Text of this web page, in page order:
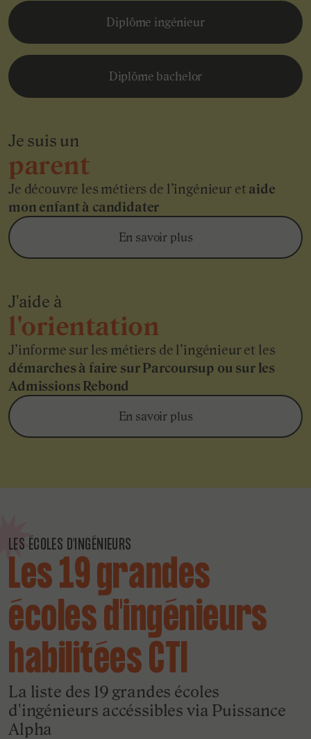
Diplôme ingénieur
Diplôme bachelor
Je suis un
parent
Je découvre les métiers de l’ingénieur et aide
mon enfant à candidater
En savoir plus
J'aide à
l'orientation
J’informe sur les métiers de l’ingénieur et les
démarches à faire sur Parcoursup ou sur les
Admissions Rebond
En savoir plus
LES ÉCOLES D'INGÉNIEURS
Les 19 grandes
écoles d'ingénieurs
habilitées CTI
La liste des 19 grandes écoles
d'ingénieurs accéssibles via Puissance
Alpha